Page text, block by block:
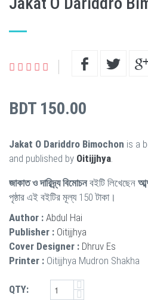
BDT 150.00
Jakat O Dariddro Bimochon is a
and published by Oitijjhya
জাকাত ও দারিদ্র্য বিমোচনবইটি লিখেছেন
পৃষ্ঠার এই বইটির মূল্য 150 টাকা।
Author : Abdul Hai
Publisher : Oitijjhya
Cover Designer : Dhruv Es
Printer : Oitijjhya Mudron Shakha
QTY: